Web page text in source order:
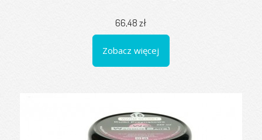
66,48 zł
Zobacz więcej